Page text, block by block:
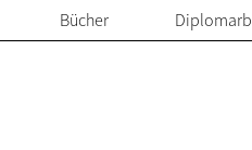
Bücher